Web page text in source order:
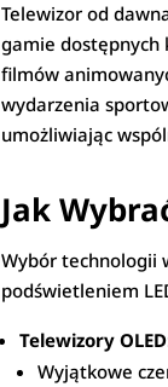
Telewizor od
gamie dostępnych
filmów
wydarzenia
umożliwiając
Jak
Wybór technologii
podświetleniem
Telewizory OLED
Wyjątkowe